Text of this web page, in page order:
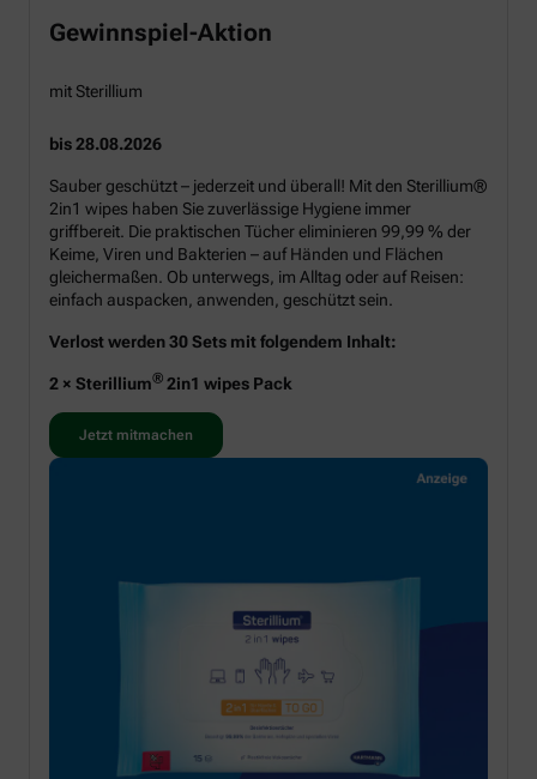
Gewinnspiel-Aktion
mit Sterillium
bis 28.08.2026
Sauber geschützt – jederzeit und überall! Mit den Sterillium®
2in1 wipes haben Sie zuverlässige Hygiene immer
griffbereit. Die praktischen Tücher eliminieren 99,99 % der
Keime, Viren und Bakterien – auf Händen und Flächen
gleichermaßen. Ob unterwegs, im Alltag oder auf Reisen:
einfach auspacken, anwenden, geschützt sein.
Verlost werden 30 Sets mit folgendem Inhalt:
2 × Sterillium® 2in1 wipes Pack
Jetzt mitmachen